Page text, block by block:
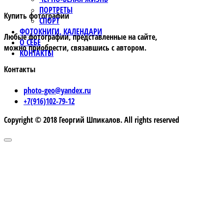
ПОРТРЕТЫ
СПОРТ
ФОТОКНИГИ, КАЛЕНДАРИ
О СЕБЕ
КОНТАКТЫ
Купить фотографии
Любые фотографии, представленные на сайте,
можно приобрести, связавшись с автором.
Контакты
photo-geo@yandex.ru
+7(916)102-79-12
Copyright © 2018 Георгий Шпикалов. All rights reserved